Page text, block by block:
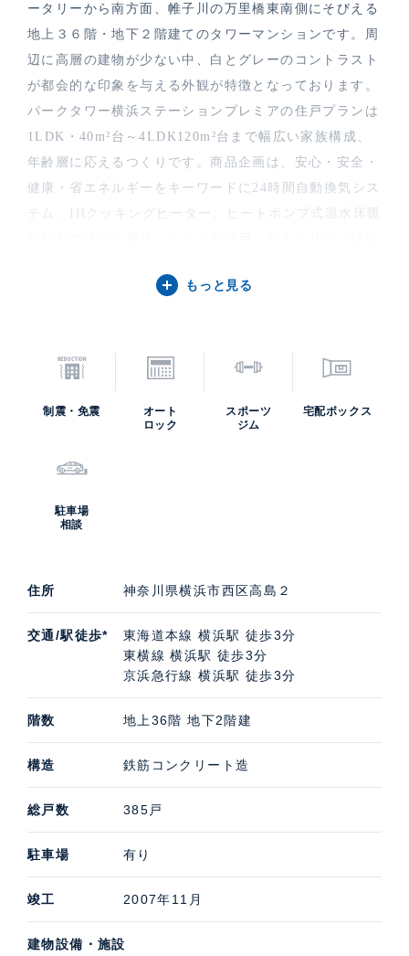
ータリーから南方面、帷子川の万里橋東南側にそびえる
地上３６階・地下２階建てのタワーマンションです。周
辺に高層の建物が少ない中、白とグレーのコントラスト
が都会的な印象を与える外観が特徴となっております。
パークタワー横浜ステーションプレミアの住戸プランは
1LDK・40m²台～4LDK120m²台まで幅広い家族構成、
年齢層に応えるつくりです。商品企画は、安心・安全・
健康・省エネルギーをキーワードに24時間自動換気シス
テム、IHクッキングヒーター、ヒートポンプ式温水床暖
ほか、共用部の防犯カメラやエントランスのダブルオー
共用部には、多様な施設がございます。天井高８ｍで吹
き抜けの開放的なロビーラウンジではフロントサービス
を行っています。みなとみらい地区を一望できる29階に
ゲストルーム、プライベートジム等、都心生活を豊かに
階が商業施設のスペースとなっており、スーパー、公共
入・賃貸・売却査定などのご相談は、高級不動産の取扱
い。担当は横浜支店です。パークタワー横浜ステーショ
ンプレミアの募集（貸す・売る）に際しての価格・賃料
などお気軽にご連絡いただければ幸いです。
もっと見る
制震・免震
オート
ロック
スポーツ
ジム
宅配ボックス
駐車場
相談
住所 神奈川県横浜市西区高島２
交通/駅徒歩*
東海道本線 横浜駅 徒歩3分
東横線 横浜駅 徒歩3分
京浜急行線 横浜駅 徒歩3分
階数 地上36階 地下2階建
構造 鉄筋コンクリート造
総戸数 385戸
駐車場 有り
竣工 2007年11月
建物設備・施設